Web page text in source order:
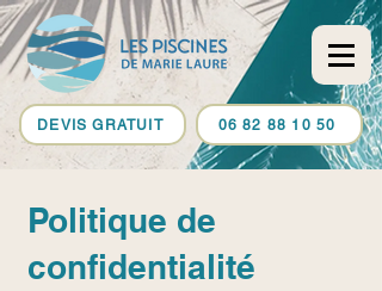
DEVIS GRATUIT 06 82 88 10 50
Politique de
confidentialité